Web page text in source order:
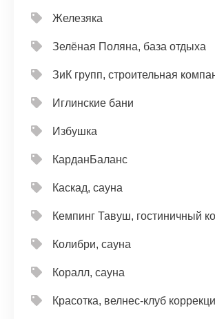
Железяка
Зелёная Поляна, база отдыха
ЗиК групп, строительная
Иглинские бани
Избушка
КарданБаланс
Каскад, сауна
Кемпинг Тавуш, гостиничный
Колибри, сауна
Коралл, сауна
Красотка, велнес-клуб